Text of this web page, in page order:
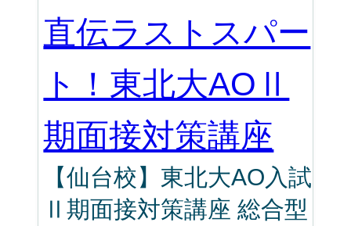
直伝ラストスパー
ト！東北大AOⅡ
期面接対策講座
【仙台校】東北大AO入試
Ⅱ期面接対策講座 総合型